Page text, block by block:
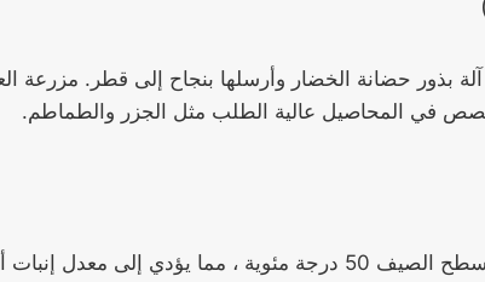
آلة بذور حضانة الخضار وأرسلها بنجاح إلى قطر.